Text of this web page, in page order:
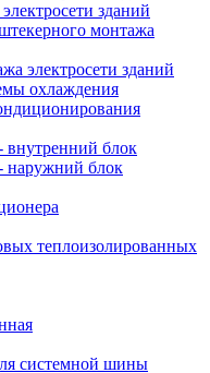
зданий
монтажа
электросети зданий
охлаждения
внутренний блок
наружний блок
теплоизолированных